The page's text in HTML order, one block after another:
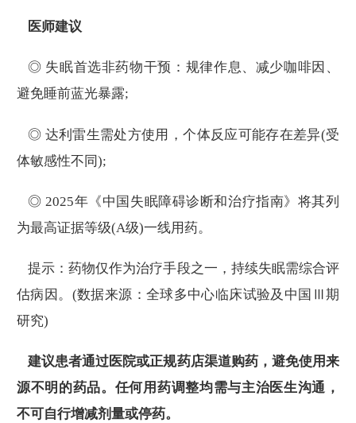
医师建议
◎ 失眠首选非药物干预：规律作息、减少咖啡因、
避免睡前蓝光暴露;
◎ 达利雷生需处方使用，个体反应可能存在差异(受
体敏感性不同);
◎ 2025年《中国失眠障碍诊断和治疗指南》将其列
为最高证据等级(A级)一线用药。
提示：药物仅作为治疗手段之一，持续失眠需综合评
估病因。(数据来源：全球多中心临床试验及中国Ⅲ期
研究)
建议患者通过医院或正规药店渠道购药，避免使用来
源不明的药品。任何用药调整均需与主治医生沟通，
不可自行增减剂量或停药。